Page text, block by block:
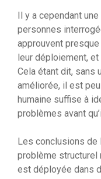
Il y a cependant
personnes
approuvent
leur déploiement, et
Cela étant dit, sans
améliorée, il est
humaine suffise à
problèmes avant
Les conclusions de
problème structurel
est déployée dans